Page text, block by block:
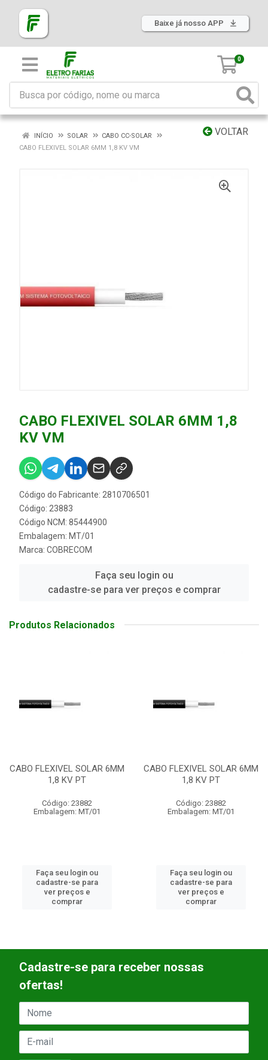
Baixe já nosso APP
0
VOLTAR
INÍCIO SOLAR
CABO CC-SOLAR
CABO FLEXIVEL SOLAR 6MM 1,8 KV VM
CABO FLEXIVEL SOLAR 6MM 1,8
KV VM
Código do Fabricante: 2810706501
Código: 23883
Código NCM: 85444900
Embalagem: MT/01
Marca: COBRECOM
Faça seu login ou
cadastre-se para ver preços e comprar
Produtos Relacionados
CABO FLEXIVEL SOLAR 6MM
1,8 KV PT
Código: 23882
Embalagem: MT/01
Faça seu login ou
cadastre-se para
ver preços e
comprar
CABO FLEXIVEL SOLAR 6MM
1,8 KV PT
Código: 23882
Embalagem: MT/01
Faça seu login ou
cadastre-se para
ver preços e
comprar
Cadastre-se para receber nossas
ofertas!